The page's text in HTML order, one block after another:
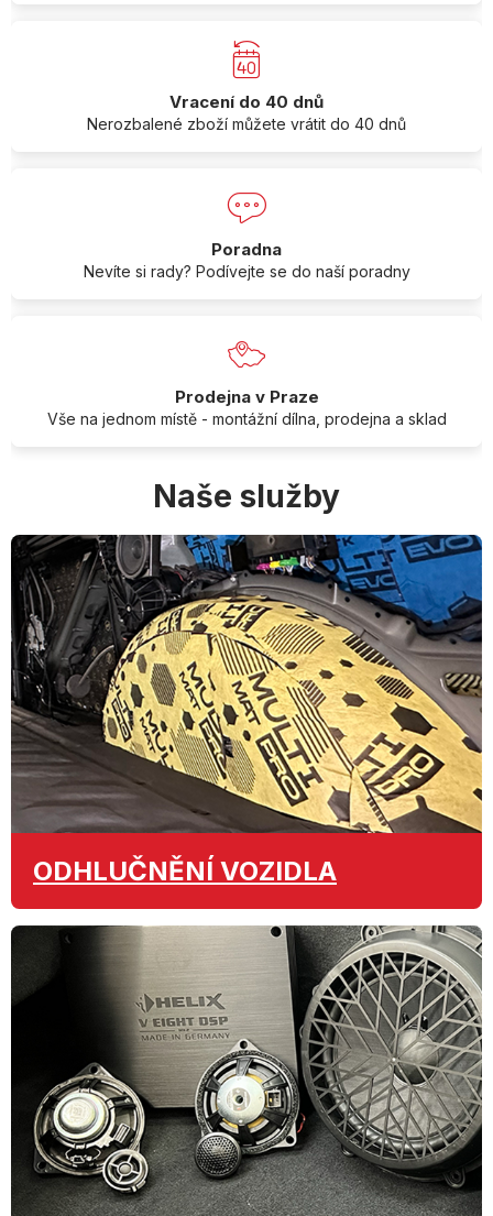
Vracení do 40 dnů
Nerozbalené zboží můžete vrátit do 40 dnů
Poradna
Nevíte si rady? Podívejte se do naší poradny
Prodejna v Praze
Vše na jednom místě - montážní dílna, prodejna a sklad
Naše služby
ODHLUČNĚNÍ VOZIDLA